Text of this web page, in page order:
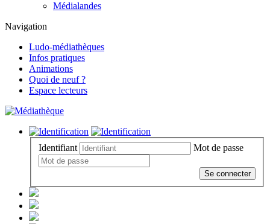
Médialandes
Navigation
Ludo-médiathèques
Infos pratiques
Animations
Quoi de neuf ?
Espace lecteurs
Identifiant Mot de passe
Se connecter